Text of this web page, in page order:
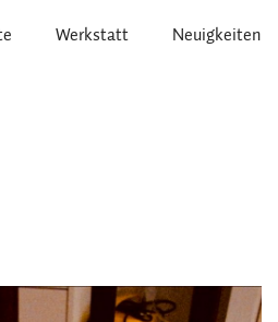
Werkstatt Neuigkeiten